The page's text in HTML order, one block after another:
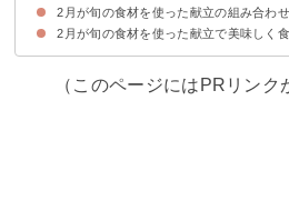
【キウイ】キウイのヨーグルトスコップ
【キウイ】キウイのゼリー
【八朔】八朔のパウンドケーキ
【伊予柑】伊予柑のティラミス
2月が旬の食材を使った献立の組み合わ
献立メニュー例①ヘルシーでほっとする
献立メニュー例②品数たっぷりのパスタ
献立メニュー例③成長期におすすめの体
2月が旬の食材を使った献立で美味しく食
（このページにはPRリンク